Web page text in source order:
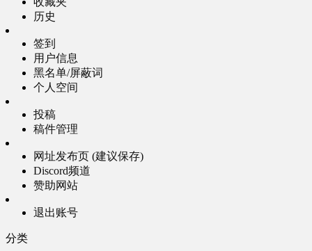
历史
签到
用户信息
黑名单/屏蔽词
个人空间
投稿
稿件管理
网址发布页 (建议保存)
Discord频道
赞助网站
退出账号
分类